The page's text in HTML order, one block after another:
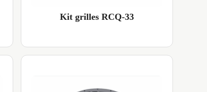
Kit grilles RCQ-33